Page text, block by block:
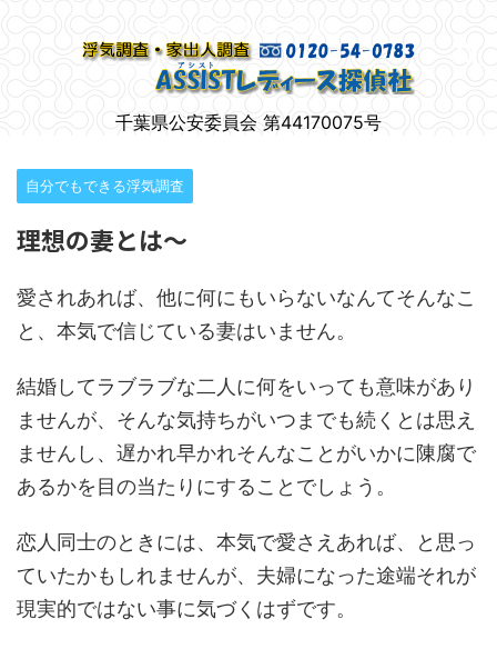
千葉県公安委員会 第44170075号
自分でもできる浮気調査
理想の妻とは～
愛されあれば、他に何にもいらないなんてそんなこ
と、本気で信じている妻はいません。
結婚してラブラブな二人に何をいっても意味があり
ませんが、そんな気持ちがいつまでも続くとは思え
ませんし、遅かれ早かれそんなことがいかに陳腐で
あるかを目の当たりにすることでしょう。
恋人同士のときには、本気で愛さえあれば、と思っ
ていたかもしれませんが、夫婦になった途端それが
現実的ではない事に気づくはずです。